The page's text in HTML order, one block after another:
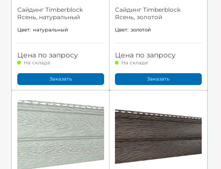
Сайдинг Timberblock
Ясень, натуральный
Цвет: натуральный
Цена по запросу
На складе
Заказать
Сайдинг Timberblock
Ясень, золотой
Цвет: золотой
Цена по запросу
На складе
Заказать